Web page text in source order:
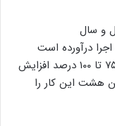
و سال
درآورده است
و یکمرتبه حقوق بازنشستگان در برخی موارد ۷۵ تا ۱۰۰ درصد افزایش
هشت این کار را